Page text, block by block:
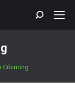
Search:
Cibinong